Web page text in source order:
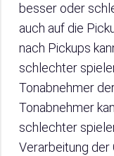
besser oder
auch auf die
nach Pickups
schlechter
Tonabnehmer
Tonabnehmer
schlechter
Verarbeitung der